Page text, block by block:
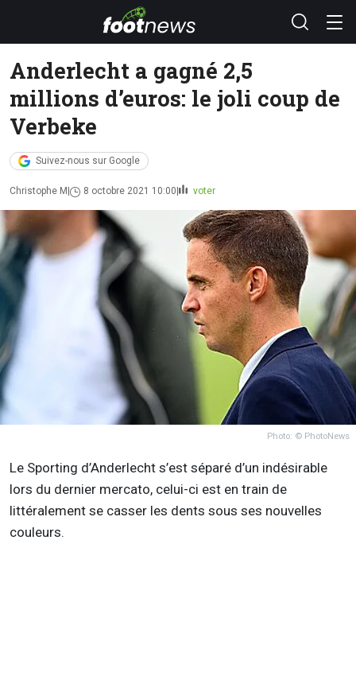
Anderlecht a gagné 2,5
millions d’euros: le joli coup de
Verbeke
Suivez-nous sur Google
Christophe M 8 octobre 2021 10:00 voter
Photo: © PhotoNews
Le Sporting d’Anderlecht s’est séparé d’un indésirable
lors du dernier mercato, celui-ci est en train de
littéralement se casser les dents sous ses nouvelles
couleurs.